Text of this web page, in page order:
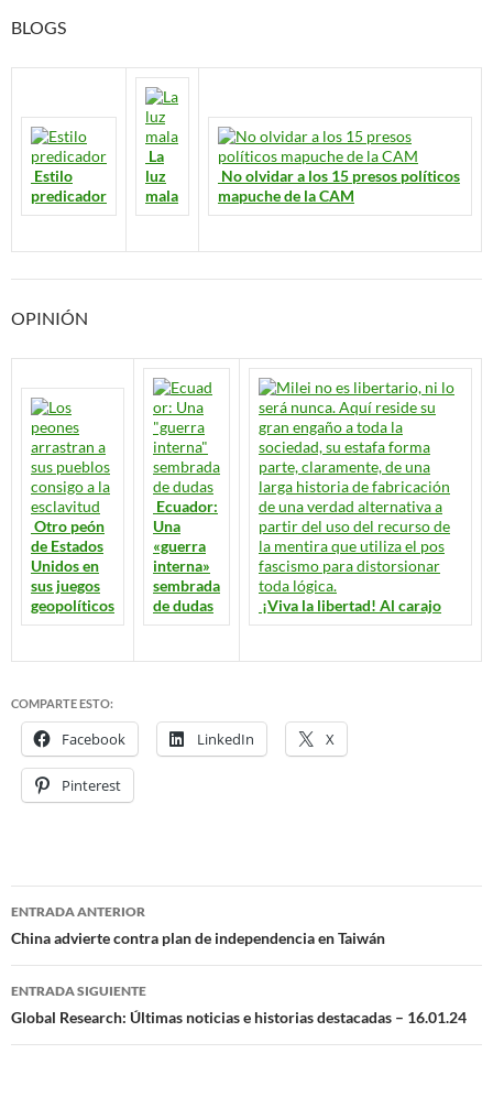
BLOGS
Estilo
predicador
La
luz
mala
No olvidar a los 15 presos políticos
mapuche de la CAM
OPINIÓN
Otro peón
de Estados
Unidos en
sus juegos
geopolíticos
Ecuador:
Una
«guerra
interna»
sembrada
de dudas
¡Viva la libertad! Al carajo
COMPARTE ESTO:
Facebook LinkedIn X
Pinterest
Navegación
de
entradas
ENTRADA ANTERIOR
China advierte contra plan de independencia en Taiwán
ENTRADA SIGUIENTE
Global Research: Últimas noticias e historias destacadas – 16.01.24